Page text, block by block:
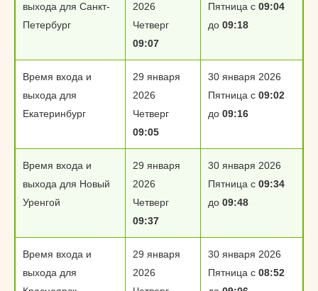
выхода для Санкт-
Петербург
2026
Четверг
09:07
Пятница с 09:04
до 09:18
Время входа и
выхода для
Екатеринбург
29 января
2026
Четверг
09:05
30 января 2026
Пятница с 09:02
до 09:16
Время входа и
выхода для Новый
Уренгой
29 января
2026
Четверг
09:37
30 января 2026
Пятница с 09:34
до 09:48
Время входа и
выхода для
29 января
2026
30 января 2026
Пятница с 08:52